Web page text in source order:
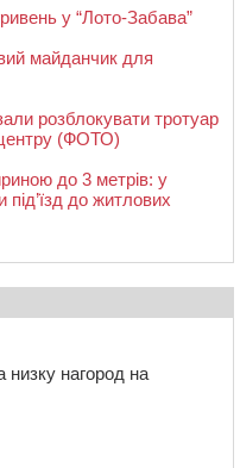
у “Лото-Забава”
майданчик для
розблокувати тротуар
центру (ФОТО)
до 3 метрів: у
до житлових
нагород на